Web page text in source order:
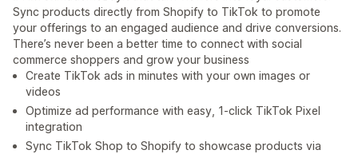
Sync products directly from Shopify to TikTok to promote
your offerings to an engaged audience and drive conversions.
There’s never been a better time to connect with social
commerce shoppers and grow your business
Create TikTok ads in minutes with your own images or
videos
Optimize ad performance with easy, 1-click TikTok Pixel
integration
Sync TikTok Shop to Shopify to showcase products via